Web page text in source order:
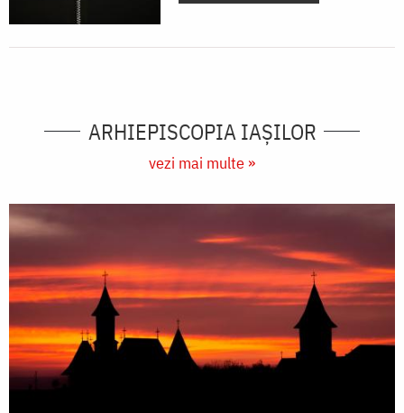
ARHIEPISCOPIA IAŞILOR
vezi mai multe »